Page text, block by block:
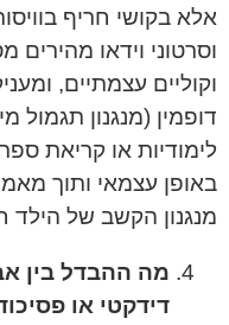
אלא בקושי חריף
וסרטוני וידאו מהירים
וקוליים עצמתיים,
דופמין (מנגנון תגמול
לימודיות או קריאת
באופן עצמאי ותוך
מנגנון הקשב של הילד
מה ההבדל בין
דידקטי או